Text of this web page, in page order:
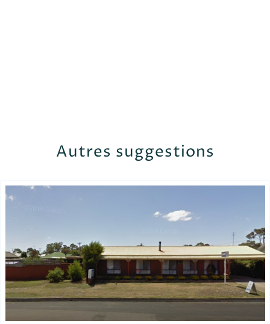
Autres suggestions